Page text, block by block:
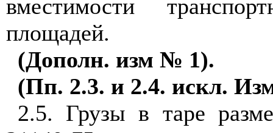
вместимости
площадей.
(Дополн. изм № 1).
(Пп. 2.3. и 2.4. искл.
2.5. Грузы в таре